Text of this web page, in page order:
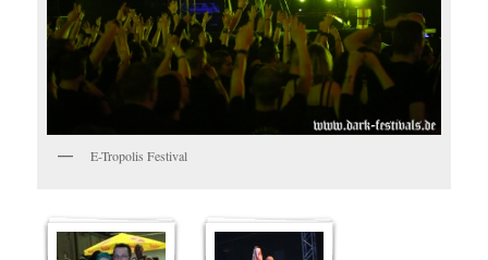
E-Tropolis Festival